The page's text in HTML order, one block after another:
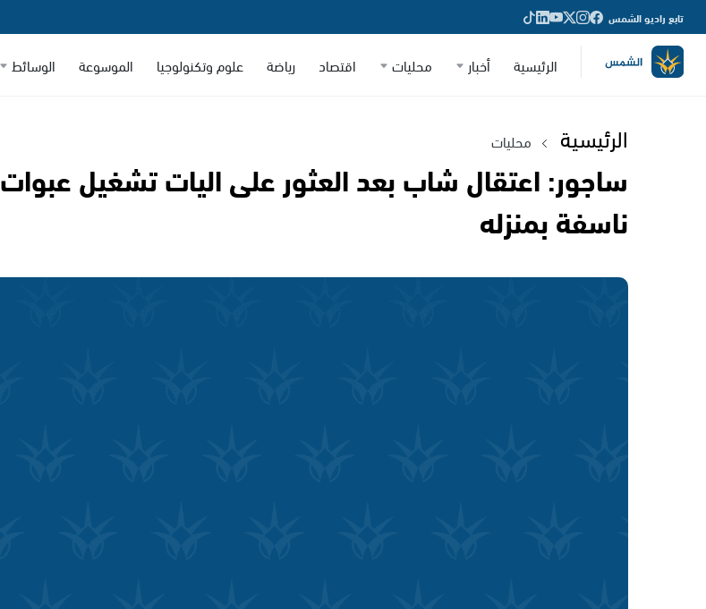
تابع راديو الشمس
الرئيسية أخبار محليات اقتصاد رياضة علوم وتكنولوجيا الموسوعة الوسائط
الرئيسية محليات
ساجور: اعتقال شاب بعد العثور على اليات تشغيل عبوات
ناسفة بمنزله